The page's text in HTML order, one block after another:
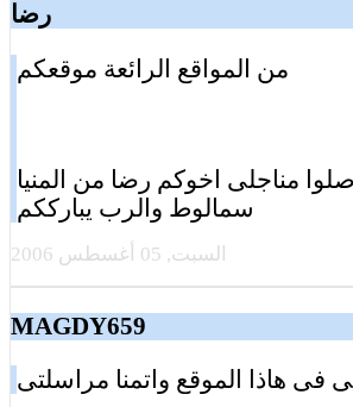
رضا
من المواقع الرائعة موقعكم
مناجلى اخوكم رضا من المنيا
سمالوط والرب يبارككم
السبت, 05 أغسطس 2006
MAGDY659
فى هاذا الموقع واتمنا مراسلتى